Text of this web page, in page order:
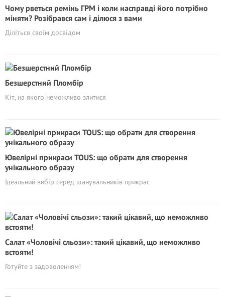
Чому рветься ремінь ГРМ і коли насправді його потрібно
міняти? Розібрався сам і ділюся з вами
Діліться своїм досвідом
Безшерстний Пломбір
Кіт, на якого неможливо злитися
Ювелірні прикраси TOUS: що обрати для створення
унікального образу
Ідеальний вибір серед шанувальників прикрас
Cалат «Чоловічі сльози»: такий цікавий, що неможливо
встояти!
Готуйте з задоволенням!